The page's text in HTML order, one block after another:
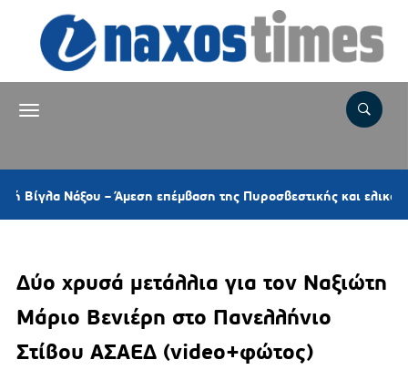
επέμβαση της Πυροσβεστικής και ελικοπτέρου 8 ώρες
Δύο χρυσά μετάλλια για τον Ναξιώτη
Μάριο Βενιέρη στο Πανελλήνιο
Στίβου ΑΣΑΕΔ (video+φώτος)